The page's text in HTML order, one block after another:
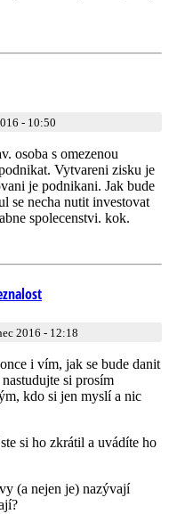
- 10:50
osoba s omezenou
Vytvareni zisku je
je podnikani. Jak bude
se necha nutit investovat
spolecenstvi. kok.
2016 - 12:18
i vím, jak se bude danit
si prosím
kdo si jen myslí a nic
si ho zkrátil a uvádíte ho
(a nejen je) nazývají